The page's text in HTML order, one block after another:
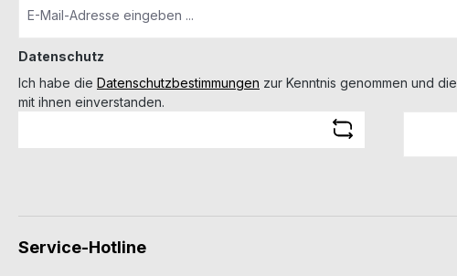
Datenschutz
Ich habe die Datenschutzbestimmungen zur Kenntnis genommen und die
mit ihnen einverstanden.
Service-Hotline